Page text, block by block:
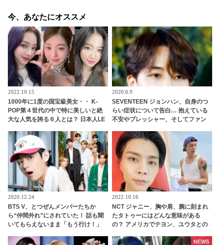
今、あなたにオススメ
2022.10.15
1000年に1度の国宝級美女・・ K-
POP第４世代の中で特に美しいと絶
大な人気を誇る６人とは？ 日本人LE
2020.6.9
SEVENTEEN ジョンハン、自身のつ
らい症状について告白… 抱えている
不安やプレッシャー、そしてファン
ンが語った素直な思いにファン涙
2020.12.24
BTS V、とつぜんメンバーたちか
ら“仲間外れ”にされていた！ 話も聞
いてもらえないまま「もう行け！」
てからかうメンバーたちの団結力＆V
2022.10.16
NCT ジャニー、胸や肩、腕に刻まれ
たタトゥーにはどんな意味がある
の？ アメリカでテヨン、ユウタとの
NEWS